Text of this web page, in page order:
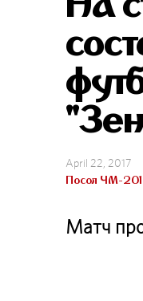
April 22, 2017
Посол ЧМ-
Матч